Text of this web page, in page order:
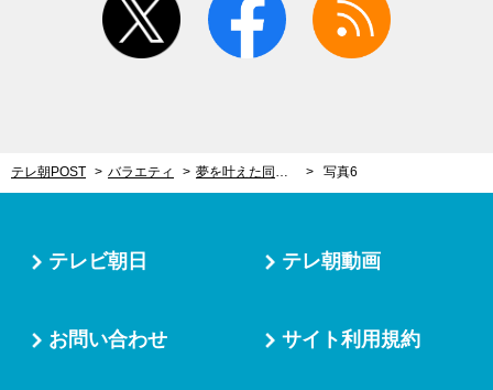
テレ朝POST バラエティ 夢を叶えた同性婚カップル、フランスから来日し『新婚さん』登場！思わぬ不満の噴出も 写真6
テレビ朝日 テレ朝動画
お問い合わせ サイト利用規約